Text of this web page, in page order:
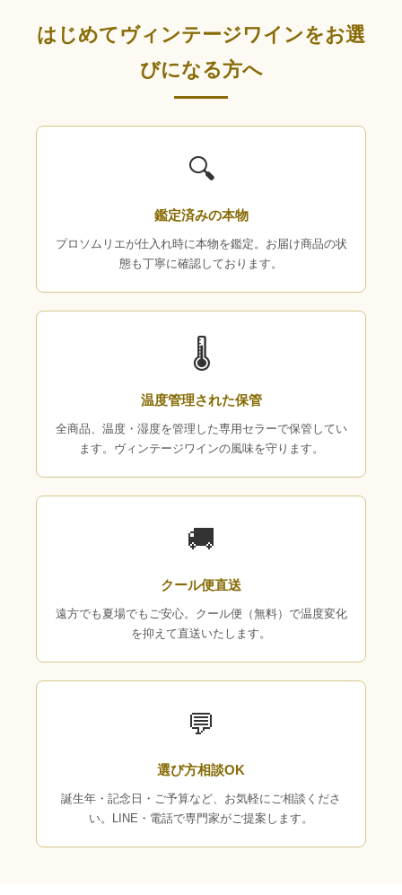
はじめてヴィンテージワインをお選
びになる方へ
🔍
鑑定済みの本物
プロソムリエが仕入れ時に本物を鑑定。お届け商品の状
態も丁寧に確認しております。
🌡
温度管理された保管
全商品、温度・湿度を管理した専用セラーで保管してい
ます。ヴィンテージワインの風味を守ります。
🚚
クール便直送
遠方でも夏場でもご安心。クール便（無料）で温度変化
を抑えて直送いたします。
💬
選び方相談OK
誕生年・記念日・ご予算など、お気軽にご相談くださ
い。LINE・電話で専門家がご提案します。